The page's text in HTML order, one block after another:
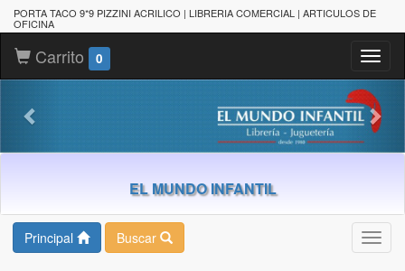
PORTA TACO 9*9 PIZZINI ACRILICO | LIBRERIA COMERCIAL | ARTICULOS DE
OFICINA
Carrito 0
EL MUNDO INFANTIL
Principal Buscar